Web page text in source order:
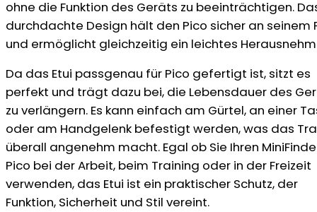
ohne die Funktion des Geräts zu beeinträchtigen.
durchdachte Design hält den Pico sicher an seinem
und ermöglicht gleichzeitig ein leichtes
Da das Etui passgenau für Pico gefertigt ist, sitzt es
perfekt und trägt dazu bei, die Lebensdauer des
zu verlängern. Es kann einfach am Gürtel, an einer
oder am Handgelenk befestigt werden, was das
überall angenehm macht. Egal ob Sie Ihren
Pico bei der Arbeit, beim Training oder in der Freizeit
verwenden, das Etui ist ein praktischer Schutz, der
Funktion, Sicherheit und Stil vereint.